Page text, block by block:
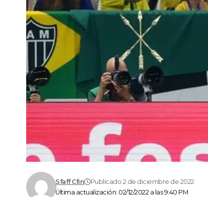
Última actualización: 02/12/2022 a las 9:40 PM
Sfaff Cfin Publicado 2 de diciembre de 2022